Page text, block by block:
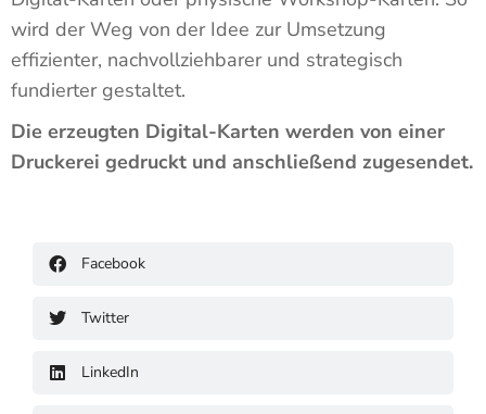
wird der Weg von der Idee zur Umsetzung
effizienter, nachvollziehbarer und strategisch
fundierter gestaltet.
Die erzeugten Digital-Karten werden von einer
Druckerei gedruckt und anschließend zugesendet.
Facebook
Twitter
LinkedIn